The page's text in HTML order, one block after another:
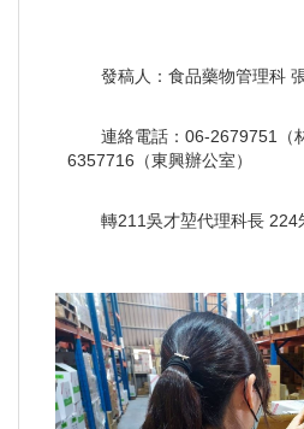
發稿人：食品藥物管理科
連絡電話：06-2679751（
6357716（東興辦公室）
轉211吳才堃代理科長 224